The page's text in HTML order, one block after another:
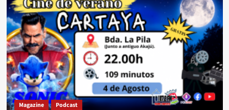
Magazine Podcast